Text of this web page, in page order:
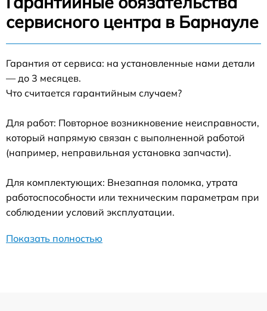
сервисного центра в Барнауле
Гарантия от сервиса: на установленные нами детали
— до 3 месяцев.
Что считается гарантийным случаем?
Для работ: Повторное возникновение неисправности,
который напрямую связан с выполненной работой
(например, неправильная установка запчасти).
Для комплектующих: Внезапная поломка, утрата
работоспособности или техническим параметрам при
соблюдении условий эксплуатации.
Показать полностью